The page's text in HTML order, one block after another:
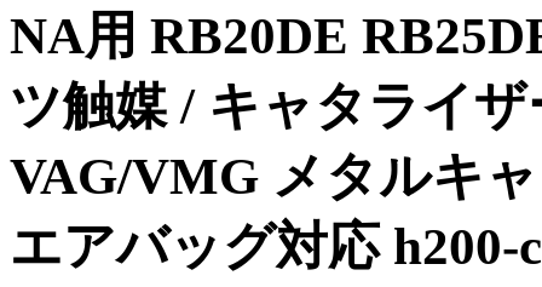
NA用 RB20DE
ツ触媒 / キャタライ
VAG/VMG メタルキ
エアバッグ対応